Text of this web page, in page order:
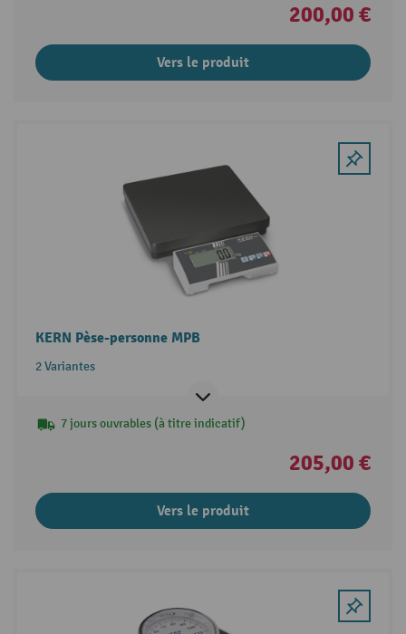
200,00 €
Vers le produit
KERN Pèse-personne MPB
2 Variantes
7 jours ouvrables (à titre indicatif)
205,00 €
Vers le produit